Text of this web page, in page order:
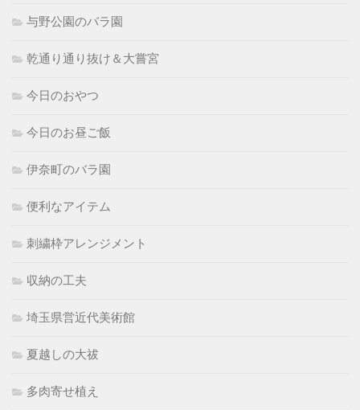
与野公園のバラ園
乾通り通り抜け＆大嘗宮
今日のおやつ
今日のお昼ご飯
伊奈町のバラ園
便利なアイテム
刺繍枠アレンジメント
収納の工夫
埼玉県営近代美術館
夏越しの大祓
多肉寄せ植え